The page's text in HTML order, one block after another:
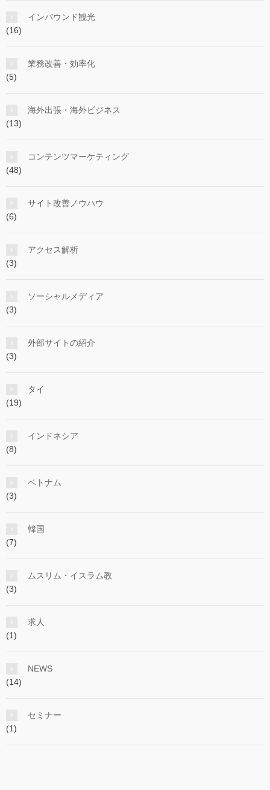
インバウンド観光
(16)
業務改善・効率化
(5)
海外出張・海外ビジネス
(13)
コンテンツマーケティング
(48)
サイト改善ノウハウ
(6)
アクセス解析
(3)
ソーシャルメディア
(3)
外部サイトの紹介
(3)
タイ
(19)
インドネシア
(8)
ベトナム
(3)
韓国
(7)
ムスリム・イスラム教
(3)
求人
(1)
NEWS
(14)
セミナー
(1)